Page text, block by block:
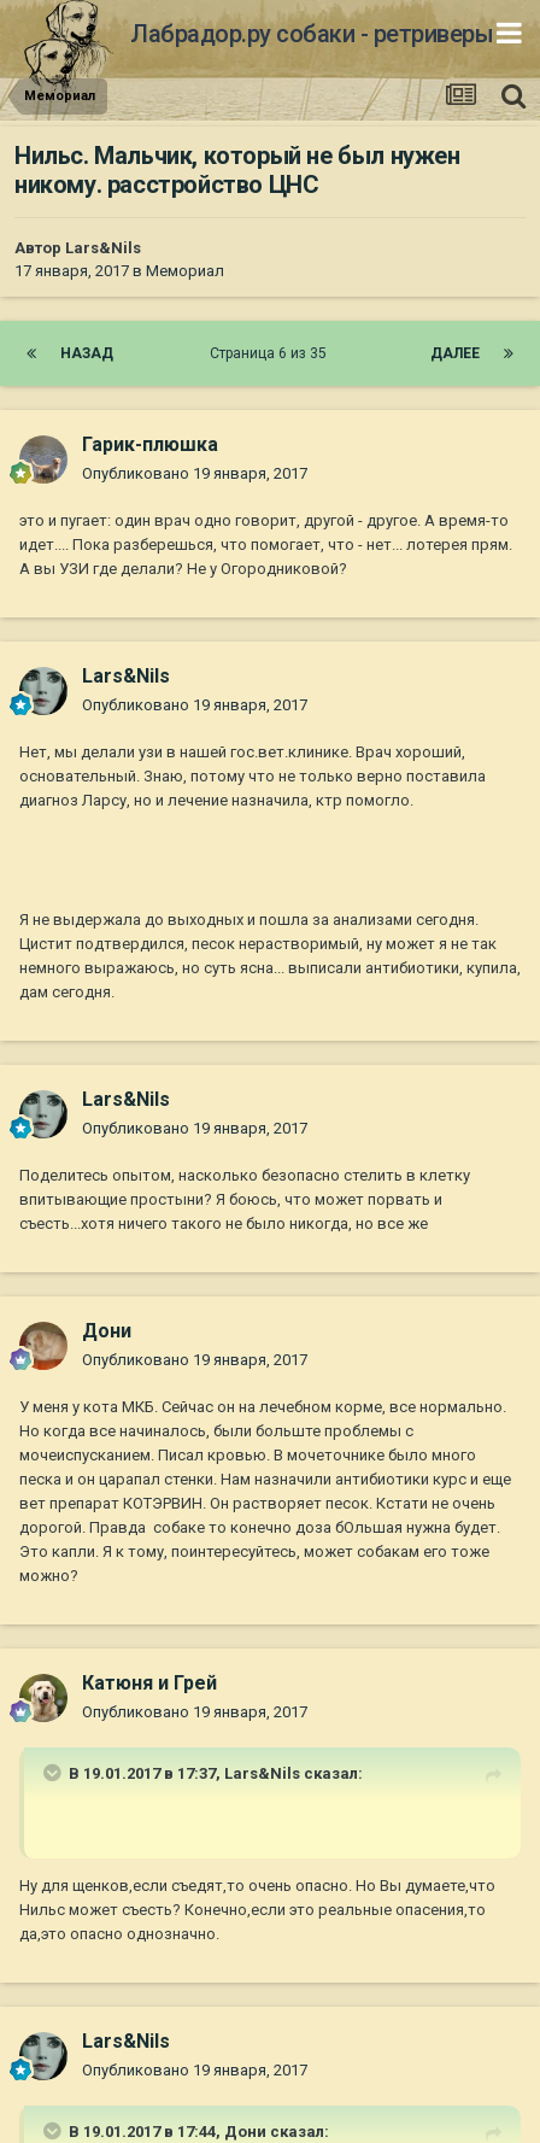
Лабрадор.ру собаки - ретриверы
Мемориал
Нильс. Мальчик, который не был нужен
никому. расстройство ЦНС
Автор Lars&Nils
17 января, 2017 в Мемориал
НАЗАД ДАЛЕЕ
Страница 6 из 35
Гарик-плюшка
Опубликовано 19 января, 2017
это и пугает: один врач одно говорит, другой - другое. А время-то
идет.... Пока разберешься, что помогает, что - нет... лотерея прям.
А вы УЗИ где делали? Не у Огородниковой?
Lars&Nils
Опубликовано 19 января, 2017
Нет, мы делали узи в нашей гос.вет.клинике. Врач хороший,
основательный. Знаю, потому что не только верно поставила
диагноз Ларсу, но и лечение назначила, ктр помогло.
Я не выдержала до выходных и пошла за анализами сегодня.
Цистит подтвердился, песок нерастворимый, ну может я не так
немного выражаюсь, но суть ясна... выписали антибиотики, купила,
дам сегодня.
Lars&Nils
Опубликовано 19 января, 2017
Поделитесь опытом, насколько безопасно стелить в клетку
впитывающие простыни? Я боюсь, что может порвать и
съесть...хотя ничего такого не было никогда, но все же
Дони
Опубликовано 19 января, 2017
У меня у кота МКБ. Сейчас он на лечебном корме, все нормально.
Но когда все начиналось, были больште проблемы с
мочеиспусканием. Писал кровью. В мочеточнике было много
песка и он царапал стенки. Нам назначили антибиотики курс и еще
вет препарат КОТЭРВИН. Он растворяет песок. Кстати не очень
дорогой. Правда собаке то конечно доза бОльшая нужна будет.
Это капли. Я к тому, поинтересуйтесь, может собакам его тоже
можно?
Катюня и Грей
Опубликовано 19 января, 2017
В 19.01.2017 в 17:37, Lars&Nils сказал:
Ну для щенков,если съедят,то очень опасно. Но Вы думаете,что
Нильс может съесть? Конечно,если это реальные опасения,то
да,это опасно однозначно.
Lars&Nils
Опубликовано 19 января, 2017
В 19.01.2017 в 17:44, Дони сказал: